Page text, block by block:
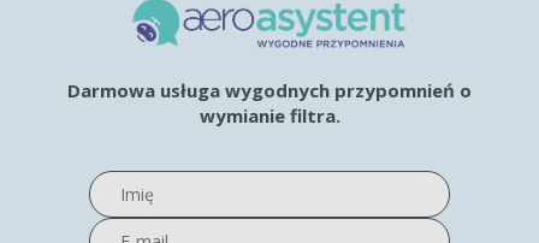
Darmowa usługa wygodnych przypomnień o
wymianie filtra.